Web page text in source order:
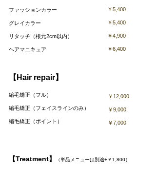
ファッションカラー
グレイカラー
リタッチ（根元2cm以内）
ヘアマニキュア
￥5,400
￥5,400
￥4,900
￥6,400
【Hair repair】
縮毛矯正（フル）
縮毛矯正（フェイスラインのみ）
​縮毛矯正（ポイント）
￥12,000
￥9,000
￥7,000
【Treatment】 （単品メニューは別途+￥1,800）